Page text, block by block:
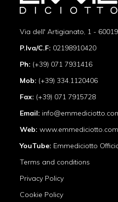
Via dell' Artigianato, 1 -
P.Iva/C.F: 02198910420
Ph: (+39) 071 7931416
Mob: (+39) 334.1120406
Fax: (+39) 071 7915728
Email:
Web: www.emmediciotto.com
YouTube: Emmediciotto
Terms and conditions
Privacy Policy
Cookie Policy